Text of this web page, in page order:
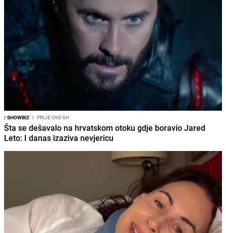
/SHOWBIZ I PRIJE OKO 6H
Šta se dešavalo na hrvatskom otoku gdje boravio Jared
Leto: I danas izaziva nevjericu